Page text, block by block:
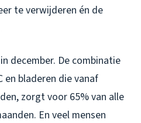
te verwijderen én de
december. De combinatie
en bladeren die vanaf
zorgt voor 65% van alle
En veel mensen